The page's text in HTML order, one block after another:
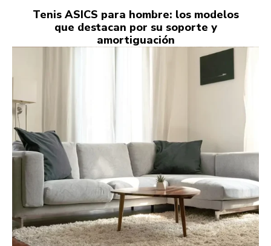
Tenis ASICS para hombre: los modelos
que destacan por su soporte y
amortiguación